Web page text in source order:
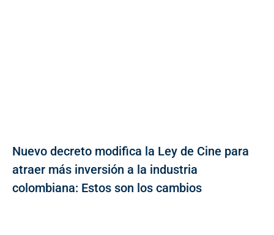
Nuevo decreto modifica la Ley de Cine para
atraer más inversión a la industria
colombiana: Estos son los cambios